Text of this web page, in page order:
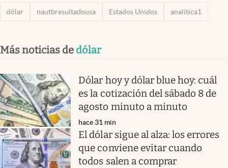
dólar nautbresultadousa Estados Unidos analítica1
Más noticias de dólar
Dólar hoy y dólar blue hoy: cuál
es la cotización del sábado 8 de
agosto minuto a minuto
hace 31 min
El dólar sigue al alza: los errores
que conviene evitar cuando
todos salen a comprar